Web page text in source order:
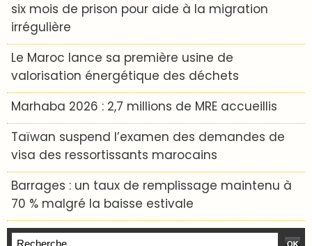
six mois de prison pour aide à la migration
irrégulière
Le Maroc lance sa première usine de
valorisation énergétique des déchets
Marhaba 2026 : 2,7 millions de MRE accueillis
Taïwan suspend l’examen des demandes de
visa des ressortissants marocains
Barrages : un taux de remplissage maintenu à
70 % malgré la baisse estivale